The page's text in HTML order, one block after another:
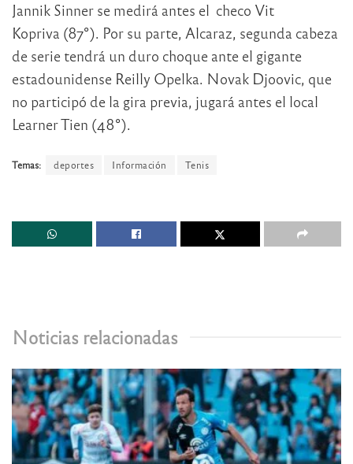
Jannik Sinner se medirá antes el checo Vit
Kopriva (87°). Por su parte, Alcaraz, segunda cabeza
de serie tendrá un duro choque ante el gigante
estadounidense Reilly Opelka. Novak Djoovic, que
no participó de la gira previa, jugará antes el local
Learner Tien (48°).
Temas: deportes Información Tenis
Noticias relacionadas